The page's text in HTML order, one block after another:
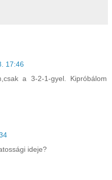
17:46
a 3-2-1-gyel. Kipróbálom
ideje?